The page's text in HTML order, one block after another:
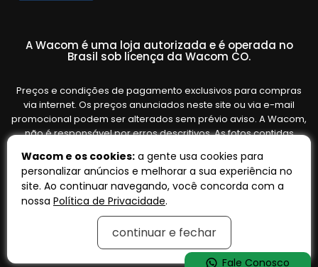
A Wacom é uma loja autorizada e é operada no
Brasil sob licença da Wacom CO.
Preços e condições de pagamento exclusivos para compras
via internet. Os preços anunciados neste site ou via e-mail
promocional podem ser alterados sem prévio aviso. A Wacom,
não é responsável por erros descritivos. As fotos contidas
variar de acordo com o fornecedor/lote do fabricante. Ofertas
válidas até o término de nossos estoques. Vendas sujeitas à
análise e confirmação de dados.
OpenK
Wacom e os cookies: a gente usa cookies para
personalizar anúncios e melhorar a sua experiência no
site. Ao continuar navegando, você concorda com a
nossa Política de Privacidade.
continuar e fechar
Fale Conosco